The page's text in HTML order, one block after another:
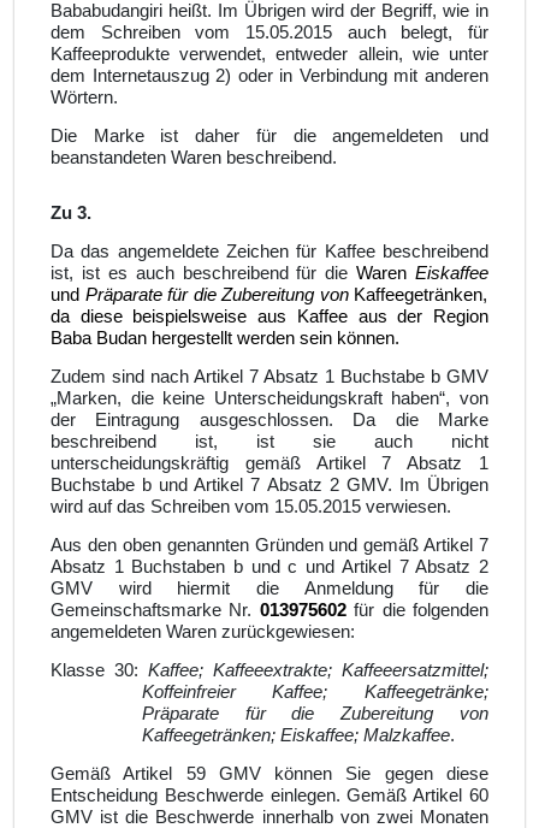
Bababudangiri heißt. Im Übrigen wird der Begriff, wie in
dem Schreiben vom 15.05.2015 auch belegt, für
Kaffeeprodukte verwendet, entweder allein, wie unter
dem Internetauszug 2) oder in Verbindung mit anderen
Wörtern.
Die Marke ist daher für die angemeldeten und
beanstandeten Waren beschreibend.
Zu 3.
Da das angemeldete Zeichen für Kaffee beschreibend
ist, ist es auch beschreibend für dieWaren Eiskaffee
und Präparate für die Zubereitung von Kaffeegetränken,
da diese beispielsweise aus Kaffee aus der Region
Baba Budan hergestellt werden sein können.
Zudem sind nach Artikel 7 Absatz 1 Buchstabe b GMV
„Marken, die keine Unterscheidungskraft haben“, von
der Eintragung ausgeschlossen. Da die Marke
beschreibend ist, ist sie auch nicht
unterscheidungskräftig gemäß Artikel 7 Absatz 1
Buchstabe b und Artikel 7 Absatz 2 GMV. Im Übrigen
wird auf das Schreiben vom 15.05.2015 verwiesen.
Aus den oben genannten Gründen und gemäß Artikel 7
Absatz 1 Buchstaben b und c und Artikel 7 Absatz 2
GMV wird hiermit die Anmeldung für die
Gemeinschaftsmarke Nr. 013975602 für die folgenden
angemeldeten Waren zurückgewiesen:
Klasse 30: Kaffee; Kaffeeextrakte; Kaffeeersatzmittel;
Koffeinfreier Kaffee; Kaffeegetränke;
Präparate für die Zubereitung von
Kaffeegetränken; Eiskaffee; Malzkaffee.
Gemäß Artikel 59 GMV können Sie gegen diese
Entscheidung Beschwerde einlegen. Gemäß Artikel 60
GMV ist die Beschwerde innerhalb von zwei Monaten